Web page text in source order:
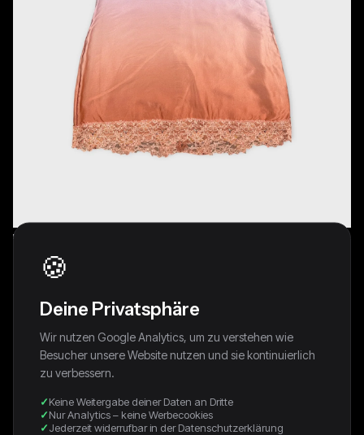
Ombre Silk Camisole with Lace Trim (XS)
19,95 €
Dieses top angesagte lilafarbene Top aus 100% Seide hat
🍪
Deine Privatsphäre
Wir nutzen Google Analytics, um zu verstehen wie
Besucher unsere Website nutzen und sie kontinuierlich
zu verbessern.
Keine Weitergabe deiner Daten an Dritte
Nur Analytics – keine Werbecookies
Jederzeit widerrufbar in der Datenschutzerklärung